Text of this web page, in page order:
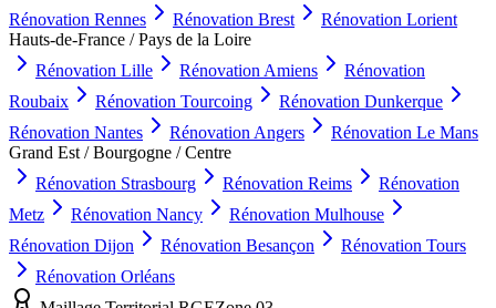
Rénovation Rennes Rénovation Brest Rénovation Lorient
Hauts-de-France / Pays de la Loire
Rénovation Lille Rénovation Amiens
Rénovation
Roubaix
Rénovation Tourcoing Rénovation Dunkerque
Rénovation Nantes Rénovation Angers Rénovation Le Mans
Grand Est / Bourgogne / Centre
Rénovation Strasbourg Rénovation Reims
Rénovation
Metz
Rénovation Nancy Rénovation Mulhouse
Rénovation Dijon Rénovation Besançon Rénovation Tours
Rénovation Orléans